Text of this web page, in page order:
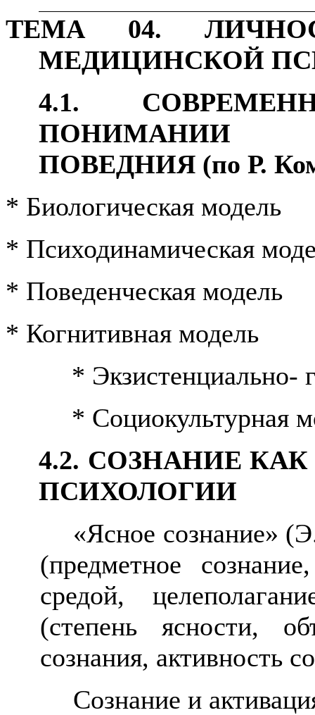
ТЕМА 04.
МЕДИЦИНСКОЙ
4.1.
ПОНИМАНИИ
ПОВЕДНИЯ (по Р.
* Биологическая модель
* Психодинамическая
* Поведенческая модель
* Когнитивная модель
* Экзистенциально-
* Социокультурная
4.2. СОЗНАНИЕ
ПСИХОЛОГИИ
«Ясное сознание»
(предметное
средой,
(степень ясности,
сознания, активность
Сознание и